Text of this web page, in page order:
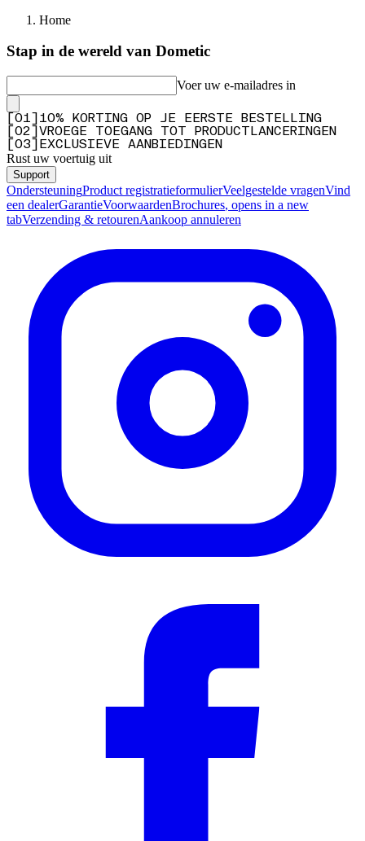
Home
Stap in de wereld van Dometic
Voer uw e-mailadres in
01
10% KORTING OP JE EERSTE BESTELLING
02
VROEGE TOEGANG TOT PRODUCTLANCERINGEN
03 EXCLUSIEVE AANBIEDINGEN
Rust uw voertuig uit
Support
OndersteuningProduct registratieformulierVeelgestelde vragenVind
een dealerGarantieVoorwaardenBrochures, opens in a new
tabVerzending & retourenAankoop annuleren